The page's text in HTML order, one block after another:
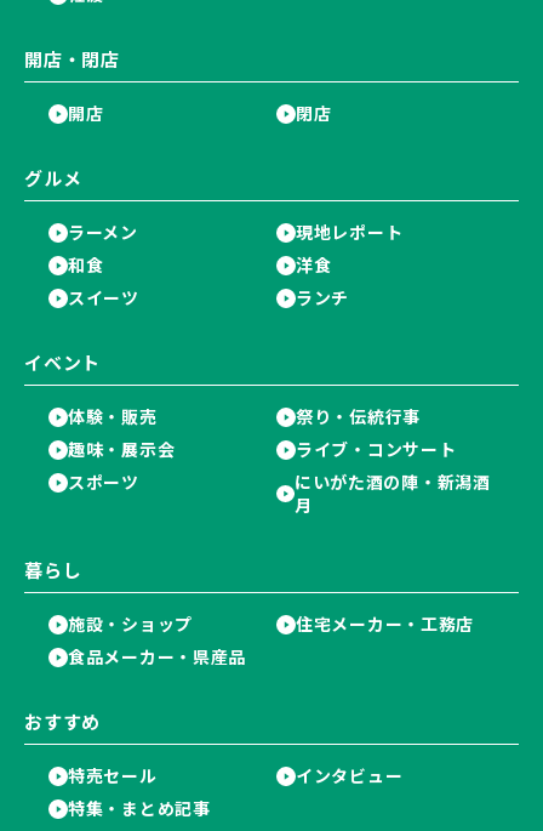
開店・閉店
開店 閉店
グルメ
ラーメン
現地レポート
和食
洋食
スイーツ
ランチ
イベント
体験・販売
祭り・伝統行事
趣味・展示会
ライブ・コンサート
スポーツ
にいがた酒の陣・新潟酒
月
暮らし
施設・ショップ
住宅メーカー・工務店
食品メーカー・県産品
おすすめ
特売セール
インタビュー
特集・まとめ記事